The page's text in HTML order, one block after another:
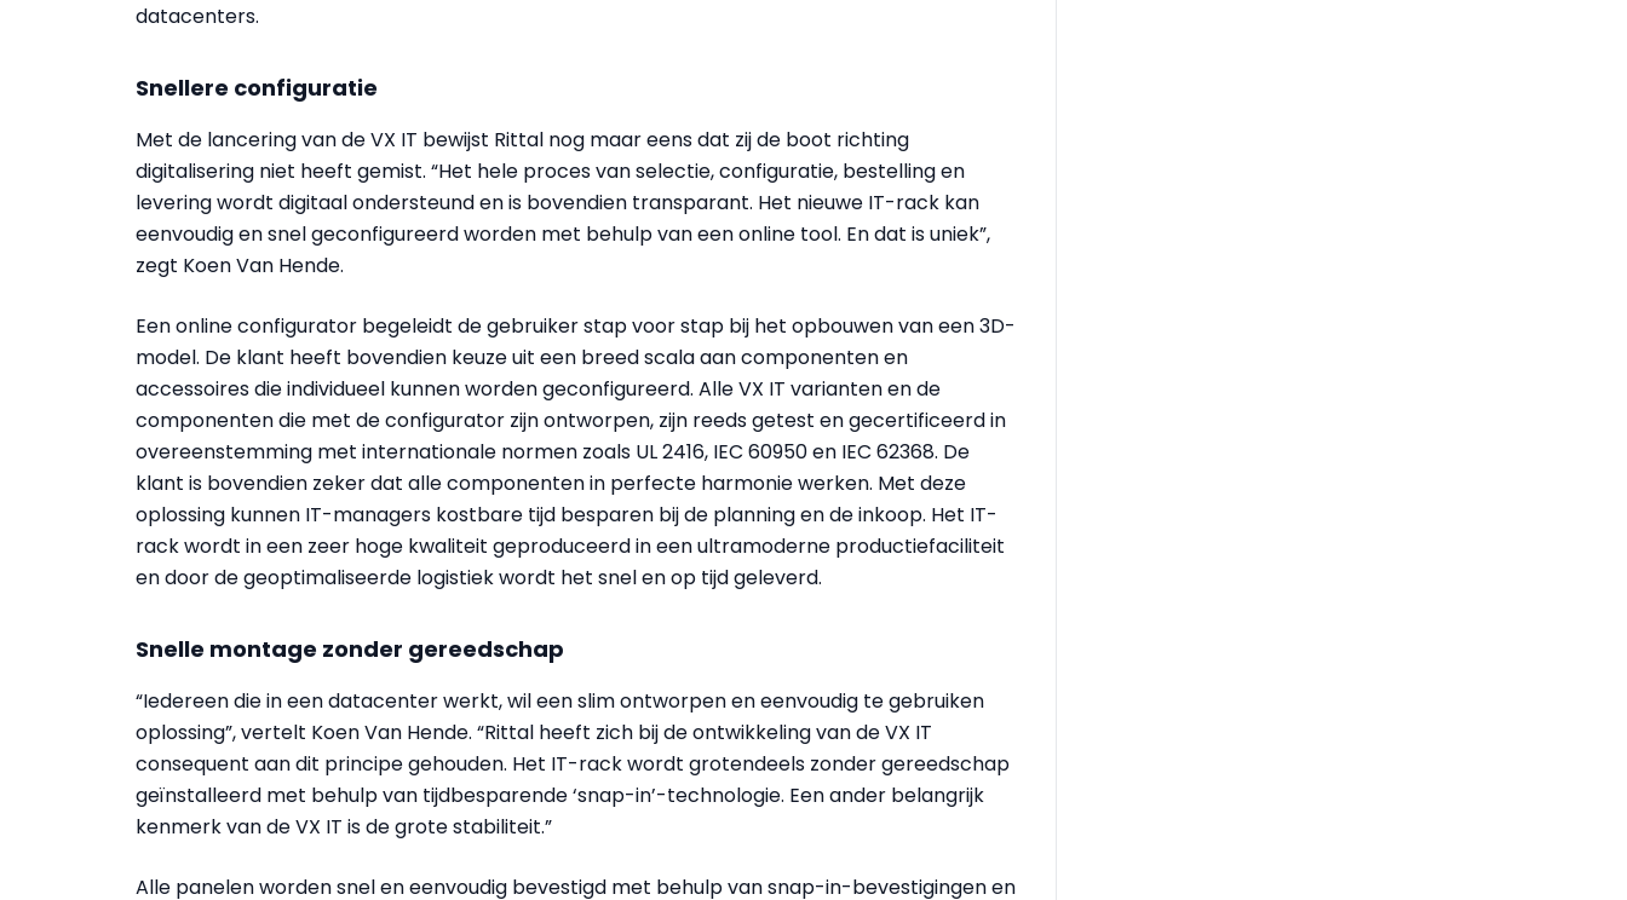
datacenters.
Snellere configuratie
Met de lancering van de VX IT bewijst Rittal nog maar eens dat zij de boot richting
digitalisering niet heeft gemist. “Het hele proces van selectie, configuratie, bestelling en
levering wordt digitaal ondersteund en is bovendien transparant. Het nieuwe IT-rack kan
eenvoudig en snel geconfigureerd worden met behulp van een online tool. En dat is uniek”,
zegt Koen Van Hende.
Een online configurator begeleidt de gebruiker stap voor stap bij het opbouwen van een 3D-
model. De klant heeft bovendien keuze uit een breed scala aan componenten en
accessoires die individueel kunnen worden geconfigureerd. Alle VX IT varianten en de
componenten die met de configurator zijn ontworpen, zijn reeds getest en gecertificeerd in
overeenstemming met internationale normen zoals UL 2416, IEC 60950 en IEC 62368. De
klant is bovendien zeker dat alle componenten in perfecte harmonie werken. Met deze
oplossing kunnen IT-managers kostbare tijd besparen bij de planning en de inkoop. Het IT-
rack wordt in een zeer hoge kwaliteit geproduceerd in een ultramoderne productiefaciliteit
en door de geoptimaliseerde logistiek wordt het snel en op tijd geleverd.
Snelle montage zonder gereedschap
“Iedereen die in een datacenter werkt, wil een slim ontworpen en eenvoudig te gebruiken
oplossing”, vertelt Koen Van Hende. “Rittal heeft zich bij de ontwikkeling van de VX IT
consequent aan dit principe gehouden. Het IT-rack wordt grotendeels zonder gereedschap
geïnstalleerd met behulp van tijdbesparende ‘snap-in’-technologie. Een ander belangrijk
kenmerk van de VX IT is de grote stabiliteit.”
Alle panelen worden snel en eenvoudig bevestigd met behulp van snap-in-bevestigingen en